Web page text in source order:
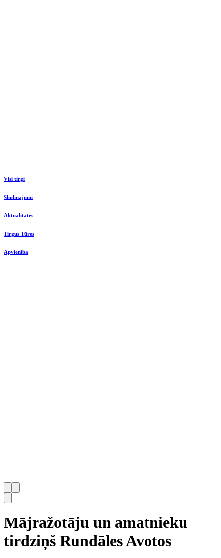
Visi tirgi
Sludinājumi
Aktualitātes
Tirgus Tūres
Apvienība
Mājražotāju un amatnieku
tirdziņš Rundāles Avotos